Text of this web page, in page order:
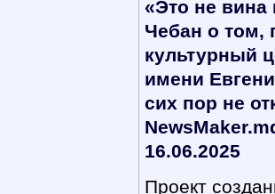
«Это не вина
Чебан о том,
культурный
имени
сих пор не
16.06.2025
Проект